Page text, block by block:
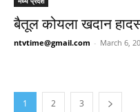
बैतूल कोयला खदान
ntvtime@gmail.com - March 6,
1 2 3